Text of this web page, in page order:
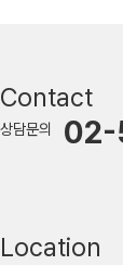
Contact
상담문의 02-
Location